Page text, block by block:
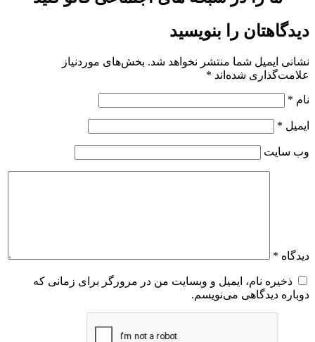
دیدگاهتان را بنویسید
نشانی ایمیل شما منتشر نخواهد شد. بخش‌های موردنیاز
علامت‌گذاری شده‌اند *
نام *
ایمیل *
وب‌ سایت
دیدگاه *
ذخیره نام، ایمیل و وبسایت من در مرورگر برای زمانی که
دوباره دیدگاهی می‌نویسم.